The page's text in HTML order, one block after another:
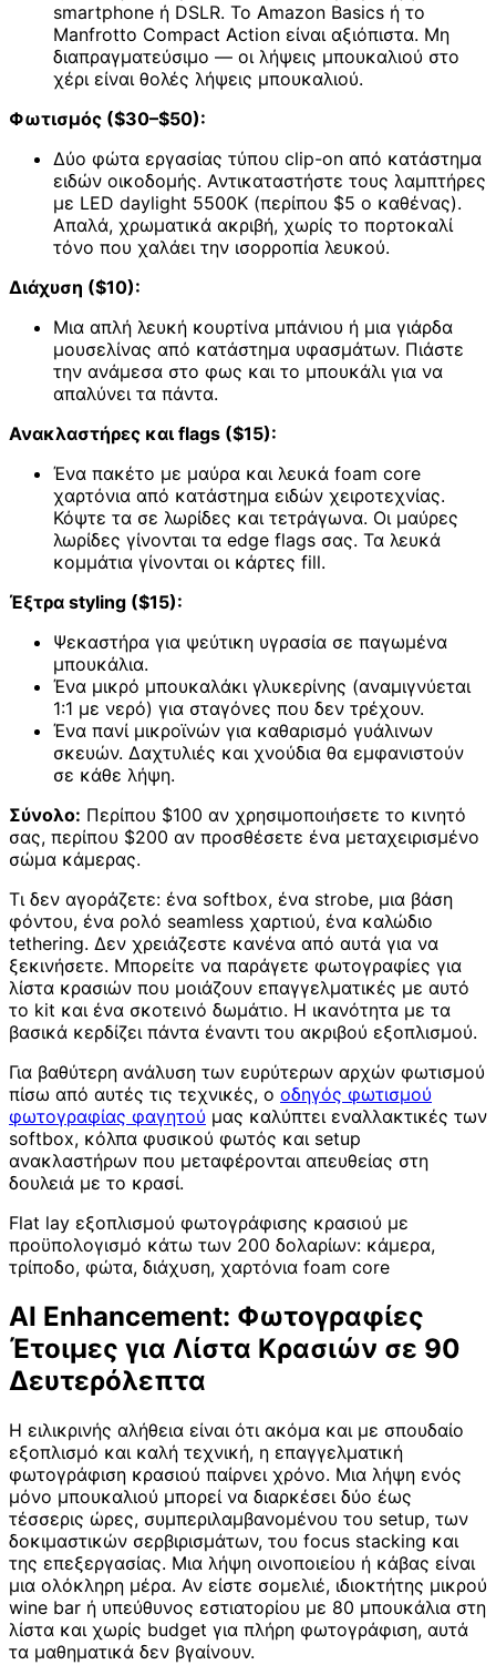
smartphone ή DSLR. Το Amazon Basics ή το
Manfrotto Compact Action είναι αξιόπιστα. Μη
διαπραγματεύσιμο — οι λήψεις μπουκαλιού στο
χέρι είναι θολές λήψεις μπουκαλιού.
Φωτισμός ($30–$50):
Δύο φώτα εργασίας τύπου clip-on από κατάστημα
ειδών οικοδομής. Αντικαταστήστε τους λαμπτήρες
με LED daylight 5500K (περίπου $5 ο καθένας).
Απαλά, χρωματικά ακριβή, χωρίς το πορτοκαλί
τόνο που χαλάει την ισορροπία λευκού.
Διάχυση ($10):
Μια απλή λευκή κουρτίνα μπάνιου ή μια γιάρδα
μουσελίνας από κατάστημα υφασμάτων. Πιάστε
την ανάμεσα στο φως και το μπουκάλι για να
απαλύνει τα πάντα.
Ανακλαστήρες και flags ($15):
Ένα πακέτο με μαύρα και λευκά foam core
χαρτόνια από κατάστημα ειδών χειροτεχνίας.
Κόψτε τα σε λωρίδες και τετράγωνα. Οι μαύρες
λωρίδες γίνονται τα edge flags σας. Τα λευκά
κομμάτια γίνονται οι κάρτες fill.
Έξτρα styling ($15):
Ψεκαστήρα για ψεύτικη υγρασία σε παγωμένα
μπουκάλια.
Ένα μικρό μπουκαλάκι γλυκερίνης (αναμιγνύεται
1:1 με νερό) για σταγόνες που δεν τρέχουν.
Ένα πανί μικροϊνών για καθαρισμό γυάλινων
σκευών. Δαχτυλιές και χνούδια θα εμφανιστούν
σε κάθε λήψη.
Σύνολο: Περίπου $100 αν χρησιμοποιήσετε το κινητό
σας, περίπου $200 αν προσθέσετε ένα μεταχειρισμένο
σώμα κάμερας.
Τι δεν αγοράζετε: ένα softbox, ένα strobe, μια βάση
φόντου, ένα ρολό seamless χαρτιού, ένα καλώδιο
tethering. Δεν χρειάζεστε κανένα από αυτά για να
ξεκινήσετε. Μπορείτε να παράγετε φωτογραφίες για
λίστα κρασιών που μοιάζουν επαγγελματικές με αυτό
το kit και ένα σκοτεινό δωμάτιο. Η ικανότητα με τα
βασικά κερδίζει πάντα έναντι του ακριβού εξοπλισμού.
Για βαθύτερη ανάλυση των ευρύτερων αρχών φωτισμού
πίσω από αυτές τις τεχνικές, ο οδηγός φωτισμού
φωτογραφίας φαγητού μας καλύπτει εναλλακτικές των
softbox, κόλπα φυσικού φωτός και setup
ανακλαστήρων που μεταφέρονται απευθείας στη
δουλειά με το κρασί.
Flat lay εξοπλισμού φωτογράφισης κρασιού με
προϋπολογισμό κάτω των 200 δολαρίων: κάμερα,
τρίποδο, φώτα, διάχυση, χαρτόνια foam core
AI Enhancement: Φωτογραφίες
Έτοιμες για Λίστα Κρασιών σε 90
Δευτερόλεπτα
Η ειλικρινής αλήθεια είναι ότι ακόμα και με σπουδαίο
εξοπλισμό και καλή τεχνική, η επαγγελματική
φωτογράφιση κρασιού παίρνει χρόνο. Μια λήψη ενός
μόνο μπουκαλιού μπορεί να διαρκέσει δύο έως
τέσσερις ώρες, συμπεριλαμβανομένου του setup, των
δοκιμαστικών σερβιρισμάτων, του focus stacking και
της επεξεργασίας. Μια λήψη οινοποιείου ή κάβας είναι
μια ολόκληρη μέρα. Αν είστε σομελιέ, ιδιοκτήτης μικρού
wine bar ή υπεύθυνος εστιατορίου με 80 μπουκάλια στη
λίστα και χωρίς budget για πλήρη φωτογράφιση, αυτά
τα μαθηματικά δεν βγαίνουν.